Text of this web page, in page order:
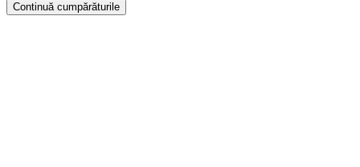
Continuă cumpărăturile